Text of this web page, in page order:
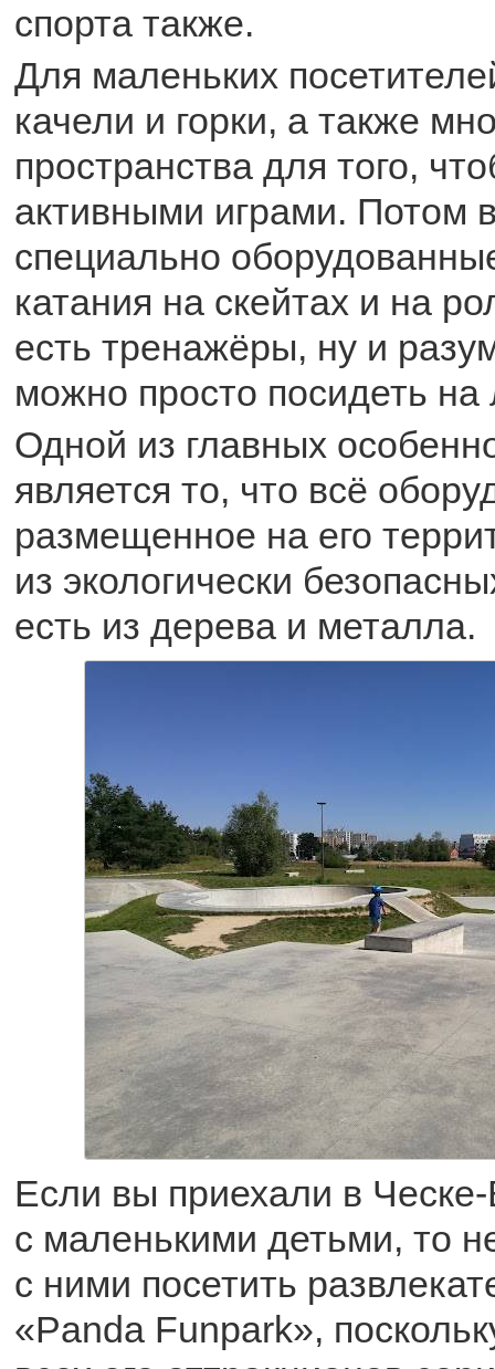
спорта также.
Для маленьких
качели и горки, а также
пространства для того,
активными играми. Потом
специально
катания на скейтах и на
есть тренажёры, ну и
можно просто посидеть на
Одной из главных
является то, что всё
размещенное на его
из экологически
есть из дерева и металла.
Если вы приехали в
с маленькими детьми, то
с ними посетить
«Panda Funpark»,